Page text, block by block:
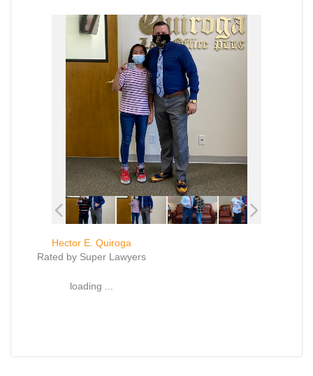
Hector E. Quiroga
Rated by Super Lawyers
loading ...